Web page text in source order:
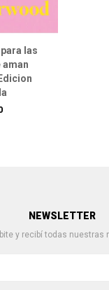
las
aman
NEWSLETTER
y recibí todas nuestras